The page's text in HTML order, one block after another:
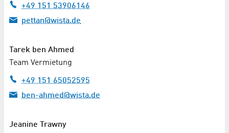
+49 151 53906146
pettan@wista.de
Tarek ben Ahmed
Team Vermietung
+49 151 65052595
ben-ahmed@wista.de
Jeanine Trawny